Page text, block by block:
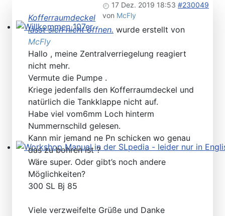
Willkommen 107er
Workshop Manual in der SLpedia - leider nur in
17 Dez. 2019 18:53 #230049
von McFly
Kofferraumdeckel
lässt sich nicht öffnen. wurde erstellt von
McFly
Hallo , meine Zentralverriegelung reagiert
nicht mehr.
Vermute die Pumpe .
Kriege jedenfalls den Kofferraumdeckel und
natürlich die Tankklappe nicht auf.
Habe viel vom6mm Loch hinterm
Nummernschild gelesen.
Kann mir jemand ne Pn schicken wo genau
das zu bohren ist ?
Wäre super. Oder gibt’s noch andere
Möglichkeiten?
300 SL Bj 85
Viele verzweifelte Grüße und Danke